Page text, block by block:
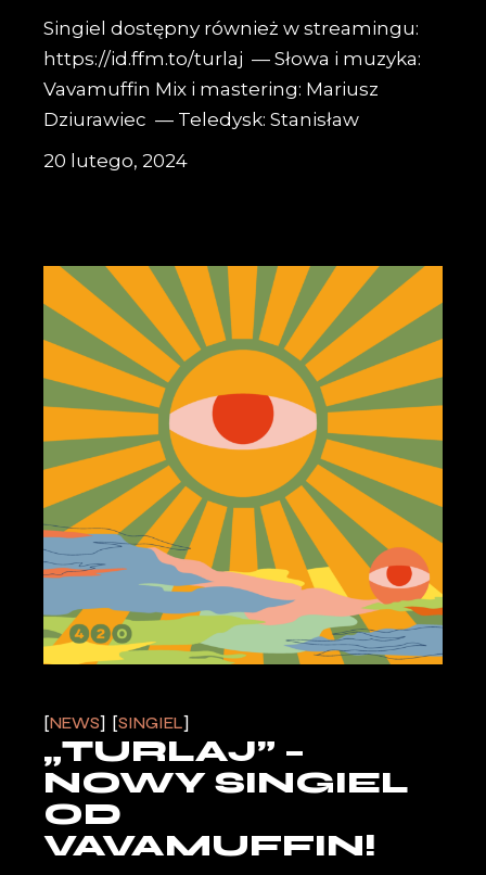
Singiel dostępny również w streamingu:
https://id.ffm.to/turlaj — Słowa i muzyka:
Vavamuffin Mix i mastering: Mariusz
Dziurawiec — Teledysk: Stanisław
20 lutego, 2024
NEWS SINGIEL
„TURLAJ” –
NOWY SINGIEL
OD
VAVAMUFFIN!